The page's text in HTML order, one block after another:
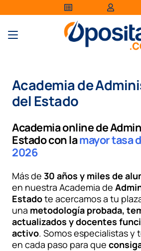
Academia de
del Estado
Academia online de
Estado con lamayor tasa
2026
Más de 30 años y miles de
en nuestra Academia de
Estadote acercamos a tu
una metodología probada,
actualizados y docentes
activo. Somos especialistas y
en cada paso para que